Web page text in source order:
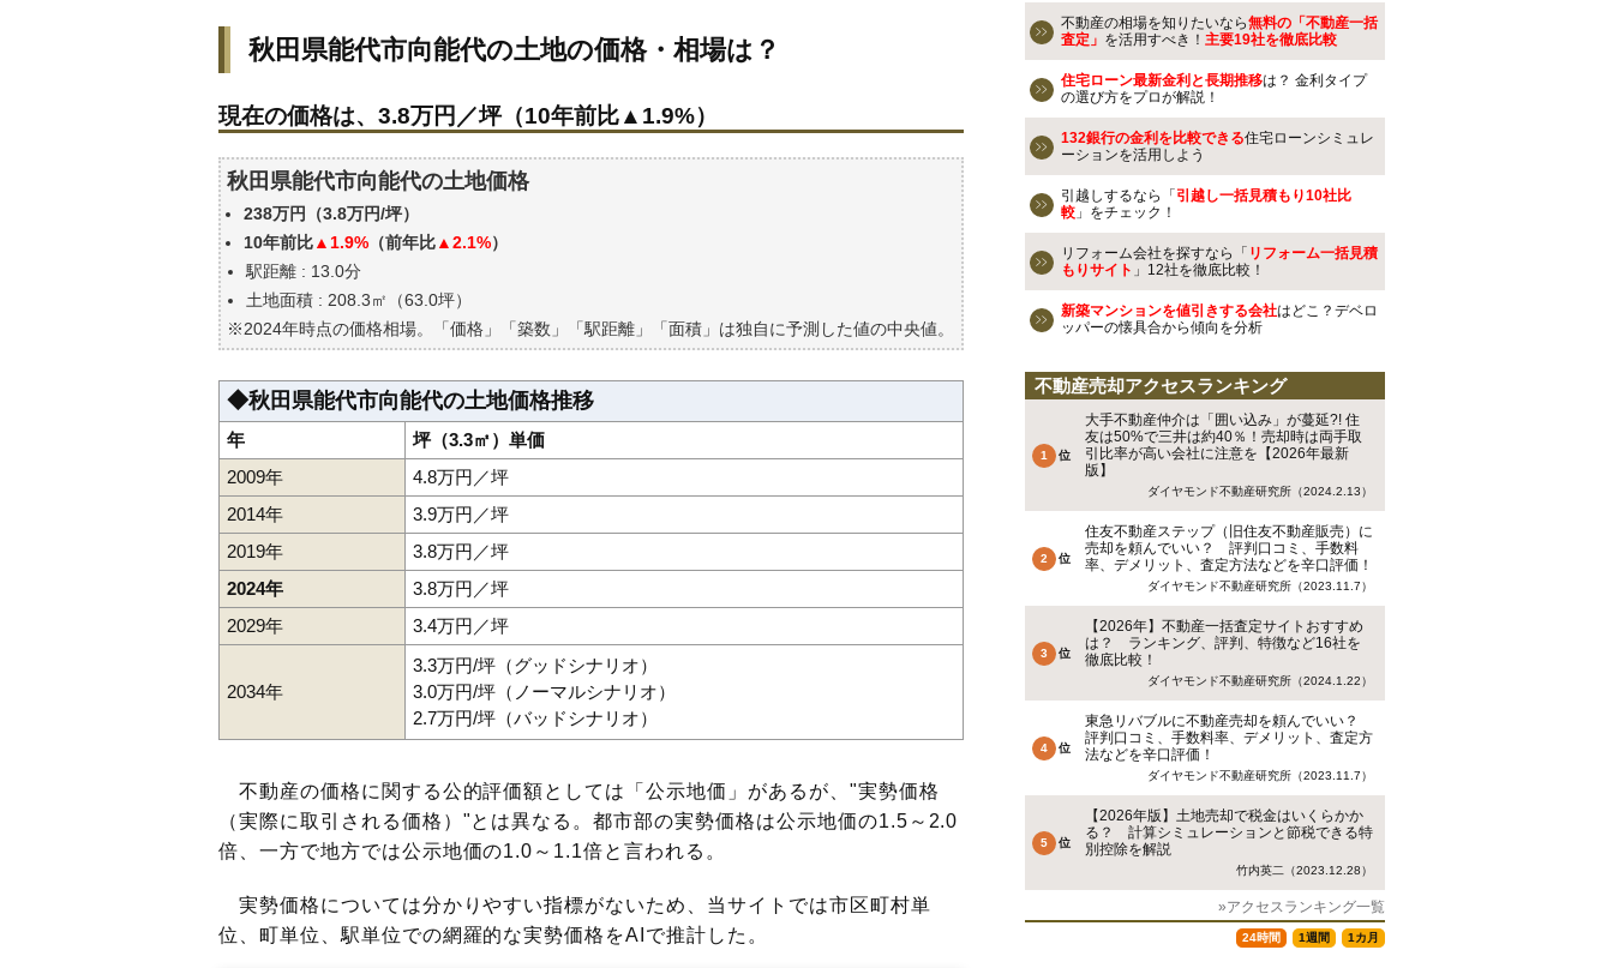
現在の価格は、3.8万円／坪（10年前比▲1.9%）
秋田県能代市向能代の土地の過去の売買事例
公示地価はいくら
エリアの将来性を人口予想から検討しよう
自分の年収でいくらの不動産が買える？
秋田県能代市向能代の土地の価格・相場は？
現在の価格は、3.8万円／坪（10年前比▲1.9%）
秋田県能代市向能代の土地価格
238万円（3.8万円/坪）
10年前比▲1.9% （前年比▲2.1%）
駅距離 : 13.0分
土地面積 : 208.3㎡（63.0坪）
※2024年時点の価格相場。「価格」「築数」「駅距離」「面積」は独自に予測した値の中央値。
◆秋田県能代市向能代の土地価格推移
年
坪（3.3㎡）単価
2009年
4.8万円／坪
2014年
3.9万円／坪
2019年
3.8万円／坪
2024年
3.8万円／坪
2029年
3.4万円／坪
2034年
3.3万円/坪（グッドシナリオ）
3.0万円/坪（ノーマルシナリオ）
2.7万円/坪（バッドシナリオ）
不動産の価格に関する公的評価額としては「公示地価」があるが、"実勢価格
（実際に取引される価格）"とは異なる。都市部の実勢価格は公示地価の1.5～2.0
倍、一方で地方では公示地価の1.0～1.1倍と言われる。
実勢価格については分かりやすい指標がないため、当サイトでは市区町村単
位、町単位、駅単位での網羅的な実勢価格をAIで推計した。
不動産の相場を知りたいなら無料の「不動産一括
査定」 を活用すべき！ 主要19社を徹底比較
住宅ローン最新金利と長期推移は？ 金利タイプ
の選び方をプロが解説！
132銀行の金利を比較できる住宅ローンシミュレ
ーションを活用しよう
引越しするなら「 引越し一括見積もり10社比
較 」をチェック！
リフォーム会社を探すなら「 リフォーム一括見積
もりサイト 」12社を徹底比較！
新築マンションを値引きする会社はどこ？デベロ
ッパーの懐具合から傾向を分析
不動産売却アクセスランキング
大手不動産仲介は「囲い込み」が蔓延?! 住
友は50%で三井は約40％！売却時は両手取
引比率が高い会社に注意を【2026年最新
版】
ダイヤモンド不動産研究所（2024.2.13）
住友不動産ステップ（旧住友不動産販売）に
売却を頼んでいい？ 評判口コミ、手数料
率、デメリット、査定方法などを辛口評価！
ダイヤモンド不動産研究所（2023.11.7）
【2026年】不動産一括査定サイトおすすめ
は？ ランキング、評判、特徴など16社を
徹底比較！
ダイヤモンド不動産研究所（2024.1.22）
東急リバブルに不動産売却を頼んでいい？
評判口コミ、手数料率、デメリット、査定方
法などを辛口評価！
ダイヤモンド不動産研究所（2023.11.7）
【2026年版】土地売却で税金はいくらかか
る？ 計算シミュレーションと節税できる特
別控除を解説
竹内英二（2023.12.28）
»アクセスランキング一覧
24時間 1週間 1カ月